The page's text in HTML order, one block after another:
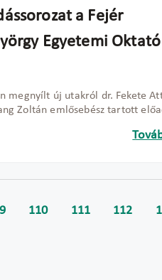
a Fejér
Egyetemi Oktató
megnyílt új utakról dr. Fekete
Zoltán emlősebész tartott
110 111 112